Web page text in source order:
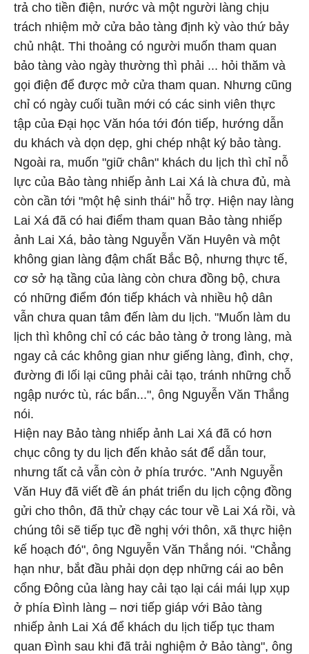
trả cho tiền điện, nước và một người làng chịu
trách nhiệm mở cửa bảo tàng định kỳ vào thứ bảy
chủ nhật. Thi thoảng có người muốn tham quan
bảo tàng vào ngày thường thì phải ... hỏi thăm và
gọi điện để được mở cửa tham quan. Nhưng cũng
chỉ có ngày cuối tuần mới có các sinh viên thực
tập của Đại học Văn hóa tới đón tiếp, hướng dẫn
du khách và dọn dẹp, ghi chép nhật ký bảo tàng.
Ngoài ra, muốn "giữ chân" khách du lịch thì chỉ nỗ
lực của Bảo tàng nhiếp ảnh Lai Xá là chưa đủ, mà
còn cần tới "một hệ sinh thái" hỗ trợ. Hiện nay làng
Lai Xá đã có hai điểm tham quan Bảo tàng nhiếp
ảnh Lai Xá, bảo tàng Nguyễn Văn Huyên và một
không gian làng đậm chất Bắc Bộ, nhưng thực tế,
cơ sở hạ tầng của làng còn chưa đồng bộ, chưa
có những điểm đón tiếp khách và nhiều hộ dân
vẫn chưa quan tâm đến làm du lịch. "Muốn làm du
lịch thì không chỉ có các bảo tàng ở trong làng, mà
ngay cả các không gian như giếng làng, đình, chợ,
đường đi lối lại cũng phải cải tạo, tránh những chỗ
ngập nước tù, rác bẩn...", ông Nguyễn Văn Thắng
nói.
Hiện nay Bảo tàng nhiếp ảnh Lai Xá đã có hơn
chục công ty du lịch đến khảo sát để dẫn tour,
nhưng tất cả vẫn còn ở phía trước. "Anh Nguyễn
Văn Huy đã viết đề án phát triển du lịch cộng đồng
gửi cho thôn, đã thử chạy các tour về Lai Xá rồi, và
chúng tôi sẽ tiếp tục đề nghị với thôn, xã thực hiện
kế hoạch đó", ông Nguyễn Văn Thắng nói. "Chẳng
hạn như, bắt đầu phải dọn dẹp những cái ao bên
cổng Đông của làng hay cải tạo lại cái mái lụp xụp
ở phía Đình làng – nơi tiếp giáp với Bảo tàng
nhiếp ảnh Lai Xá để khách du lịch tiếp tục tham
quan Đình sau khi đã trải nghiệm ở Bảo tàng", ông